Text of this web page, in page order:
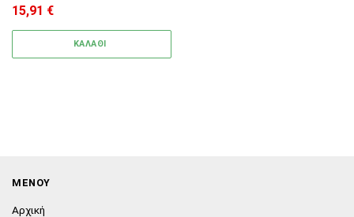
15,91 €
ΚΑΛΑΘΙ
ΜΕΝΟΥ
Αρχική